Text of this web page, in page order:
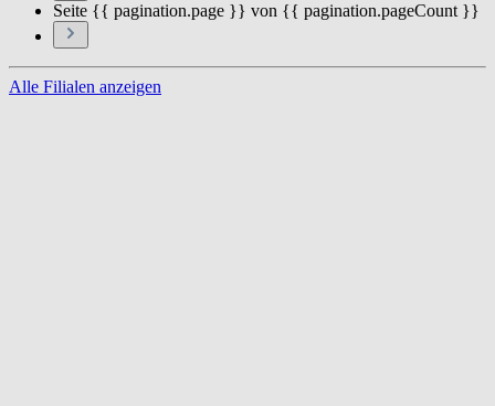
Seite {{ pagination.page }} von {{ pagination.pageCount }}
Alle Filialen anzeigen